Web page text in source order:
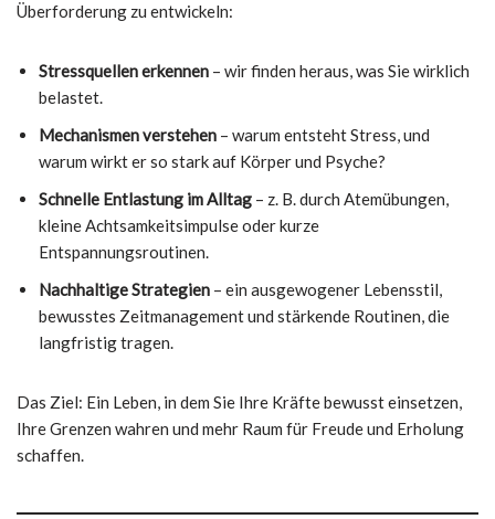
Überforderung zu entwickeln:
Stressquellen erkennen – wir finden heraus, was Sie wirklich
belastet.
Mechanismen verstehen – warum entsteht Stress, und
warum wirkt er so stark auf Körper und Psyche?
Schnelle Entlastung im Alltag – z. B. durch Atemübungen,
kleine Achtsamkeitsimpulse oder kurze
Entspannungsroutinen.
Nachhaltige Strategien – ein ausgewogener Lebensstil,
bewusstes Zeitmanagement und stärkende Routinen, die
langfristig tragen.
Das Ziel: Ein Leben, in dem Sie Ihre Kräfte bewusst einsetzen,
Ihre Grenzen wahren und mehr Raum für Freude und Erholung
schaffen.